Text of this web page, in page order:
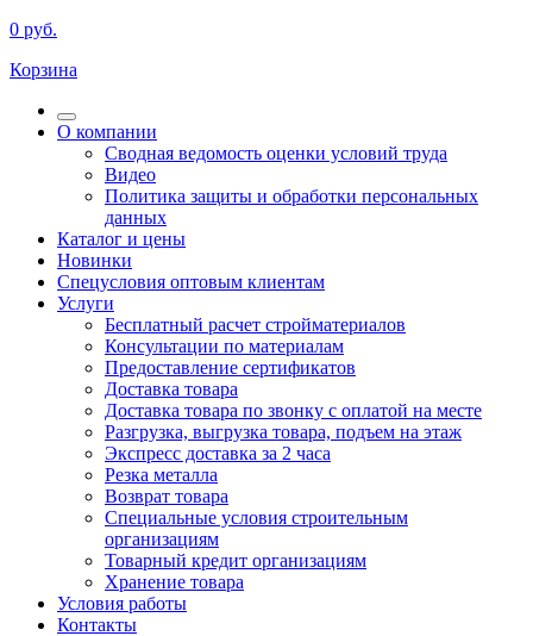
0 руб.
Корзина
О компании
Сводная ведомость оценки условий труда
Видео
Политика защиты и обработки персональных
данных
Каталог и цены
Новинки
Спецусловия оптовым клиентам
Услуги
Бесплатный расчет стройматериалов
Консультации по материалам
Предоставление сертификатов
Доставка товара
Доставка товара по звонку с оплатой на месте
Разгрузка, выгрузка товара, подъем на этаж
Экспресс доставка за 2 часа
Резка металла
Возврат товара
Специальные условия строительным
организациям
Товарный кредит организациям
Хранение товара
Условия работы
Контакты